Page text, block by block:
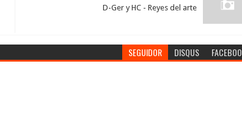
D-Ger y HC - Reyes del arte
SEGUIDOR DISQUS